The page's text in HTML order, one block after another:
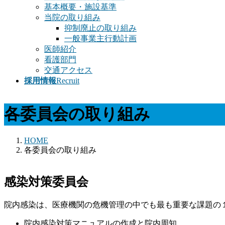
基本概要・施設基準
当院の取り組み
抑制廃止の取り組み
一般事業主行動計画
医師紹介
看護部門
交通アクセス
採用情報Recruit
各委員会の取り組み
HOME
各委員会の取り組み
感染対策委員会
院内感染は、医療機関の危機管理の中でも最も重要な課題の